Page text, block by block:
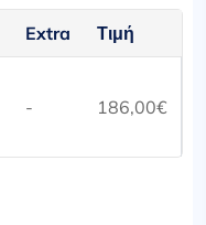
Extra Τιμή
- 186,00€